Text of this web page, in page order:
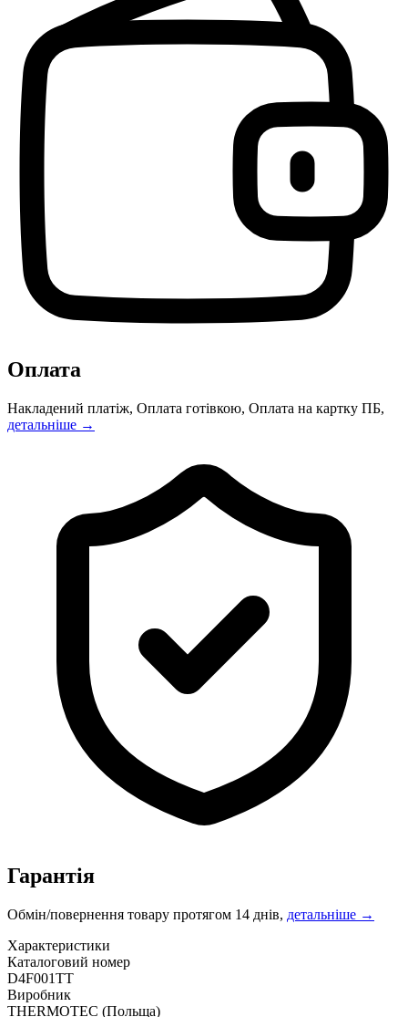
Оплата
Накладений платіж, Оплата готівкою, Оплата на картку ПБ,
детальніше →
Гарантія
Обмін/повернення товару протягом 14 днів, детальніше →
Характеристики
Каталоговий номер
D4F001TT
Виробник
THERMOTEC (Польща)